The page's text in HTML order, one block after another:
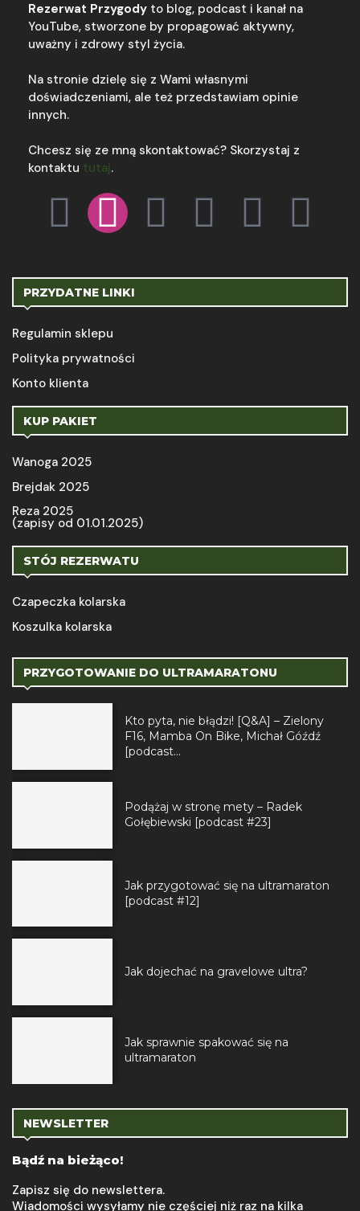
Rezerwat Przygody to blog, podcast i kanał na
YouTube, stworzone by propagować aktywny,
uważny i zdrowy styl życia.
Na stronie dzielę się z Wami własnymi
doświadczeniami, ale też przedstawiam opinie
innych.
Chcesz się ze mną skontaktować? Skorzystaj z
kontaktu tutaj.
PRZYDATNE LINKI
Regulamin sklepu
Polityka prywatności
Konto klienta
KUP PAKIET
Wanoga 2025
Brejdak 2025
Reza 2025
(zapisy od 01.01.2025)
STÓJ REZERWATU
Czapeczka kolarska
Koszulka kolarska
PRZYGOTOWANIE DO ULTRAMARATONU
Kto pyta, nie błądzi! [Q&A] – Zielony
F16, Mamba On Bike, Michał Góźdź
[podcast...
Podążaj w stronę mety – Radek
Gołębiewski [podcast #23]
Jak przygotować się na ultramaraton
[podcast #12]
Jak dojechać na gravelowe ultra?
Jak sprawnie spakować się na
ultramaraton
NEWSLETTER
Bądź na bieżąco!
Zapisz się do newslettera.
Wiadomości wysyłamy nie częściej niż raz na kilka